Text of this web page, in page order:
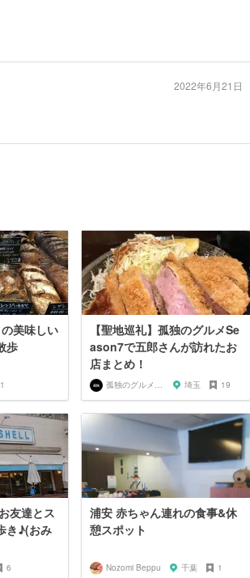
2022年6月21日
美味しい
歩
1
【聖地巡礼】孤独のグルメSe
ason7で五郎さんが訪れたお
店まとめ！
孤独のグルメ大好き芸人 埼玉 19
友達とス
き♪(おみ
6
浦安 赤ちゃん連れの食事&休
憩スポット
Nozomi Beppu 千葉 1